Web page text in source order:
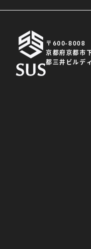
〒600-8008
京都府京都市
都三井ビルデ